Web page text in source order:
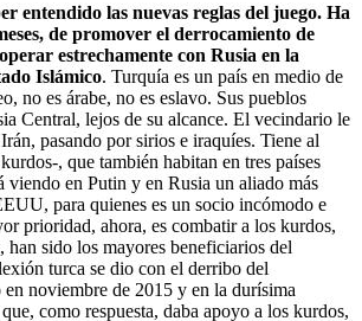
entendido las nuevas reglas del juego. Ha
de promover el derrocamiento de
estrechamente con Rusia en la
Islámico. Turquía es un país en medio de
no es árabe, no es eslavo. Sus pueblos
Central, lejos de su alcance. El vecindario le
pasando por sirios e iraquíes. Tiene al
, que también habitan en tres países
viendo en Putin y en Rusia un aliado más
para quienes es un socio incómodo e
prioridad, ahora, es combatir a los kurdos,
han sido los mayores beneficiarios del
turca se dio con el derribo del
en noviembre de 2015 y en la durísima
como respuesta, daba apoyo a los kurdos,